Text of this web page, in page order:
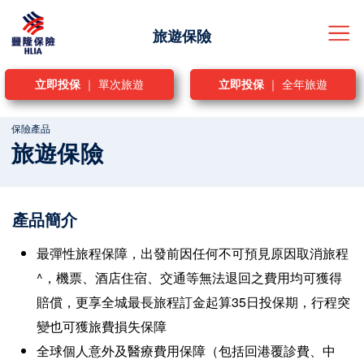
中 | ENG
旅遊
索償
索償程序及資訊
常見問題
豐隆網誌
保險產品
旅遊保險
產品簡介
最彈性旅程保障，出發前因任何不可預見原因取消旅程
^，機票、酒店住宿、交通等無法退回之費用均可獲得
賠償，更享全城最長旅程訂金起算35日投保期，行程突
變也可獲旅費損失保障
全球個人意外及醫療費用保障（包括回港覆診費、中
立即投保 ｜ 單次旅遊 立即投保 ｜ 全年旅遊
旅遊保險